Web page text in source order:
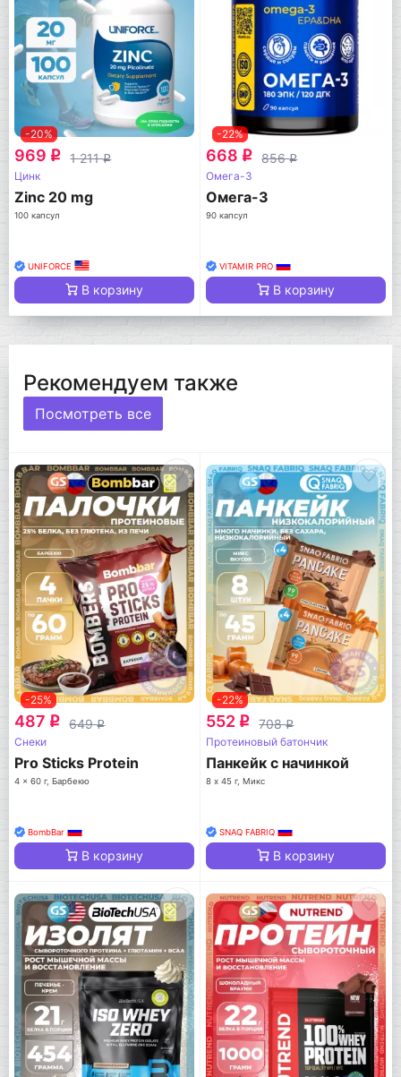
-20%
969 q 1 211q
Цинк
Zinc 20 mg
100 капсул
UNIFORCE
В корзину
-22%
668 q 856q
Омега-3
Омега-3
90 капсул
VITAMIR PRO
В корзину
Рекомендуем также
Посмотреть все
-25%
487 q 649q
Снеки
Pro Sticks Protein
4 x 60 г, Барбекю
BombBar
В корзину
-22%
552 q 708q
Протеиновый батончик
Панкейк с начинкой
8 х 45 г, Микс
SNAQ FABRIQ
В корзину